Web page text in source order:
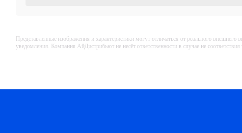
Представленные изображения и характеристики могут отличаться от реального
уведомления. Компания АйДистрибьют не несёт ответственности в случае не